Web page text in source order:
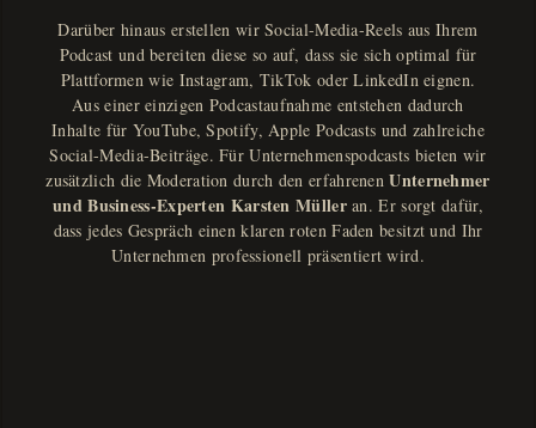
Darüber hinaus erstellen wir Social-Media-Reels aus Ihrem
Podcast und bereiten diese so auf, dass sie sich optimal für
Plattformen wie Instagram, TikTok oder LinkedIn eignen.
Aus einer einzigen Podcastaufnahme entstehen dadurch
Inhalte für YouTube, Spotify, Apple Podcasts und zahlreiche
Social-Media-Beiträge. Für Unternehmenspodcasts bieten wir
zusätzlich die Moderation durch den erfahrenenUnternehmer
und Business-Experten Karsten Mülleran. Er sorgt dafür,
dass jedes Gespräch einen klaren roten Faden besitzt und Ihr
Unternehmen professionell präsentiert wird.